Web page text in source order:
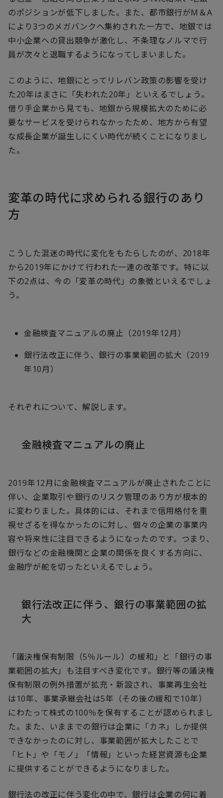
のポジションが低下しました。また、都市銀行がM＆A
により3つのメガバンクへ集約された一方で、地銀では
中小企業への貸出競争が激化し、不条理なノルマで行
員が次々と退職するようになってしまいました。
このように、地銀にとってリレバン政策の影響を受け
た20年はまさに「失われた20年」といえるでしょう。
借り手企業から見ても、地銀から規模拡大のために必
要なサービスを受けられなかったため、地方から有望
な成長企業が誕生しにくい時代が続くことになりまし
た。
変革の時代に求められる銀行のあり
方
こうした混迷の時代に変化をもたらしたのが、2018年
から2019年にかけて行われた一連の改革です。特に以
下の2点は、今の「変革の時代」の象徴といえるでしょ
う。
金融検査マニュアルの廃止（2019年12月）
銀行法改正に伴う、銀行の事業範囲の拡大（2019
年10月）
それぞれについて、解説します。
金融検査マニュアルの廃止
2019年12月に金融検査マニュアルが廃止されたことに
伴い、企業取引や銀行のリスク管理のあり方が根本的
に変わりました。具体的には、それまで信用格付を重
視せざるを得なかったのに対し、個々の企業の事業内
容や将来性に注目できるようになったのです。つまり、
銀行などの金融機関と企業の関係を良くする方向に、
金融庁が舵を切ったといえるでしょう。
銀行法改正に伴う、銀行の事業範囲の拡
大
「議決権保有制限（5％ルール）の緩和」と「銀行の事
業範囲の拡大」も注目すべき変化です。銀行等の議決権
保有制限の例外措置が拡充・新設され、事業再生会社
は10年、事業承継会社は5年（その後の緩和で10年）
にわたって株式の100％を保有することが認められまし
た。また、いままでの銀行は企業に「カネ」しか提供
できなかったのに対し、事業範囲が拡大したことで
「ヒト」や「モノ」「情報」といった経営資源も企業
に提供することができるようになりました。
銀行法の改正に伴う変化の中で、銀行は企業の何に着